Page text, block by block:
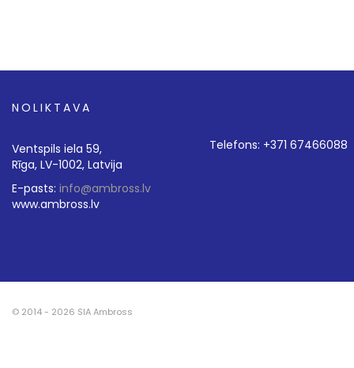
NOLIKTAVA
Ventspils iela 59,
Rīga, LV-1002, Latvija
E-pasts: info@ambross.lv
www.ambross.lv
Telefons: +371 67466088
© 2014 - 2026 SIA Ambross